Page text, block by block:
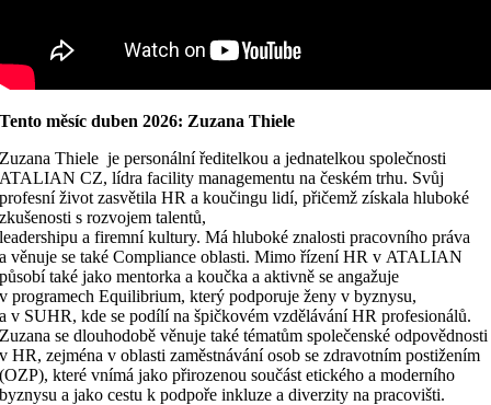
Tento měsíc duben 2026: Zuzana Thiele
Zuzana Thiele je personální ředitelkou a jednatelkou společnosti
ATALIAN CZ, lídra facility managementu na českém trhu. Svůj
profesní život zasvětila HR a koučingu lidí, přičemž získala hluboké
zkušenosti s rozvojem talentů,
leadershipu a firemní kultury. Má hluboké znalosti pracovního práva
a věnuje se také Compliance oblasti. Mimo řízení HR v ATALIAN
působí také jako mentorka a koučka a aktivně se angažuje
v programech Equilibrium, který podporuje ženy v byznysu,
a v SUHR, kde se podílí na špičkovém vzdělávání HR profesionálů.
Zuzana se dlouhodobě věnuje také tématům společenské odpovědnosti
v HR, zejména v oblasti zaměstnávání osob se zdravotním postižením
(OZP), které vnímá jako přirozenou součást etického a moderního
byznysu a jako cestu k podpoře inkluze a diverzity na pracovišti.